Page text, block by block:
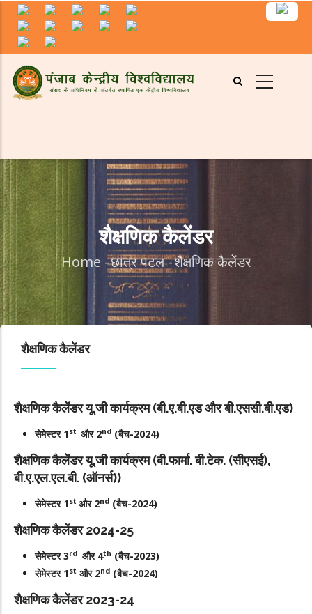
Skip
main
शैक्षणिक कैलेंडर
Breadcrumb
Home -छात्र पटल-शैक्षणिक कैलेंडर
शैक्षणिक कैलेंडर
शैक्षणिक कैलेंडर यू.जी कार्यक्रम (बी.ए.बी.एड और बी.एससी.बी.एड)
सेमेस्टर 1st और 2nd (बैच-2024)
शैक्षणिक कैलेंडर यू.जी कार्यक्रम (बी.फार्मा. बी.टेक. (सीएसई),
बी.ए.एल.एल.बी. (ऑनर्स))
सेमेस्टर 1st और 2nd (बैच-2024)
शैक्षणिक कैलेंडर 2024-25
सेमेस्टर 3rd और 4th (बैच-2023)
सेमेस्टर 1st और 2nd (बैच-2024)
शैक्षणिक कैलेंडर 2023-24